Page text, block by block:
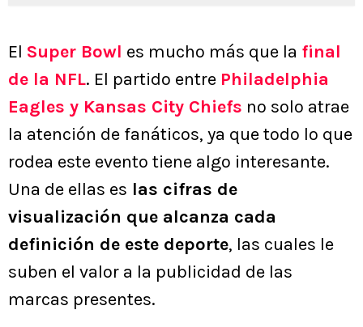
El Super Bowl es mucho más que la final
de la NFL. El partido entre Philadelphia
Eagles y Kansas City Chiefs no solo atrae
la atención de fanáticos, ya que todo lo que
rodea este evento tiene algo interesante.
Una de ellas es las cifras de
visualización que alcanza cada
definición de este deporte, las cuales le
suben el valor a la publicidad de las
marcas presentes.